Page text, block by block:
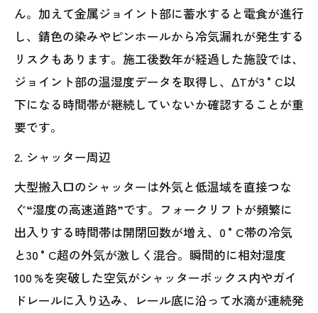
ん。加えて金属ジョイント部に蓄水すると電食が進行
し、錆色の染みやピンホールから冷気漏れが発生する
リスクもあります。施工後数年が経過した施設では、
ジョイント部の温湿度データを取得し、ΔTが3 °C以
下になる時間帯が継続していないか確認することが重
要です。
2. シャッター周辺
大型搬入口のシャッターは外気と低温域を直接つな
ぐ“湿度の高速道路”です。フォークリフトが頻繁に
出入りする時間帯は開閉回数が増え、0 °C帯の冷気
と30 °C超の外気が激しく混合。瞬間的に相対湿度
100 %を突破した空気がシャッターボックス内やガイ
ドレールに入り込み、レール底に沿って水滴が連続発